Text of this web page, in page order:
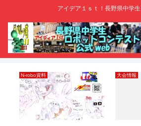
アイデア１ｓｔ！長野県中学
N-robo資料 大会情報